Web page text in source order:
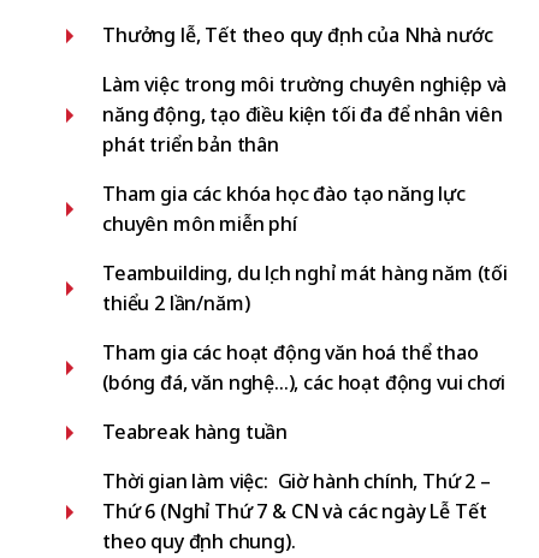
Thưởng lễ, Tết theo quy định của Nhà nước
Làm việc trong môi trường chuyên nghiệp và
năng động, tạo điều kiện tối đa để nhân viên
phát triển bản thân
Tham gia các khóa học đào tạo năng lực
chuyên môn miễn phí
Teambuilding, du lịch nghỉ mát hàng năm (tối
thiểu 2 lần/năm)
Tham gia các hoạt động văn hoá thể thao
(bóng đá, văn nghệ...), các hoạt động vui chơi
Teabreak hàng tuần
Thời gian làm việc: Giờ hành chính, Thứ 2 –
Thứ 6 (Nghỉ Thứ 7 & CN và các ngày Lễ Tết
theo quy định chung).